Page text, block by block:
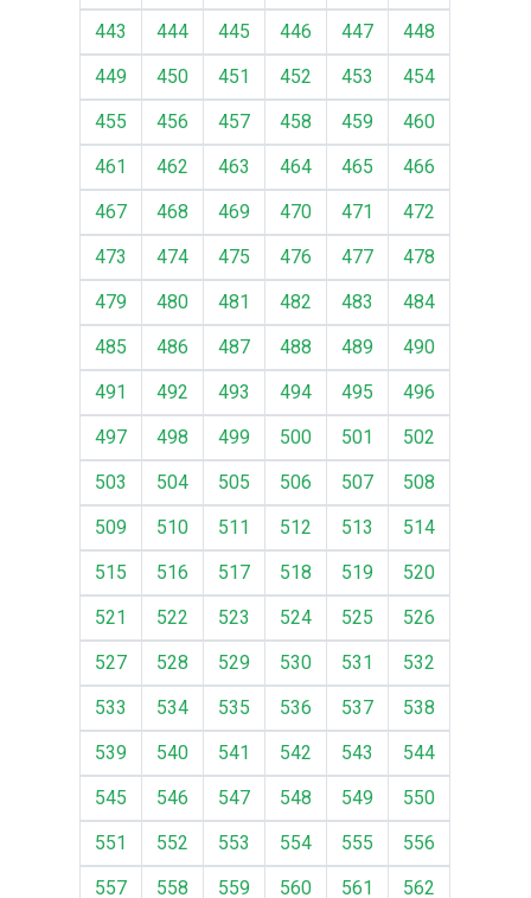
443 444 445 446 447
448
449
450 451 452 453
454
455
456 457 458 459
460
461
462 463 464 465
466
467
468 469 470 471
472
473
474 475 476 477
478
479
480 481 482 483
484
485
486 487 488 489
490
491
492 493 494 495
496
497
498 499 500 501
502
503
504 505 506 507
508
509
510 511 512 513
514
515
516 517 518 519
520
521
522 523 524 525
526
527
528 529 530 531
532
533
534 535 536 537
538
539
540 541 542 543
544
545
546 547 548 549
550
551
552 553 554 555
556
557
558 559 560 561
562